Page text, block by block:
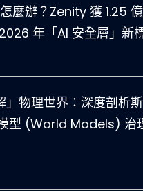
麼辦？Zenity 獲 1.25
年「AI 安全層」新
」物理世界：深度剖析
型 (World Models) 治